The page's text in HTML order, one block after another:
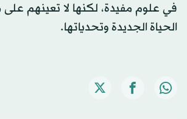
في علوم مفيدة، لكنها لا تعينهم
الحياة الجديدة وتحدياتها.